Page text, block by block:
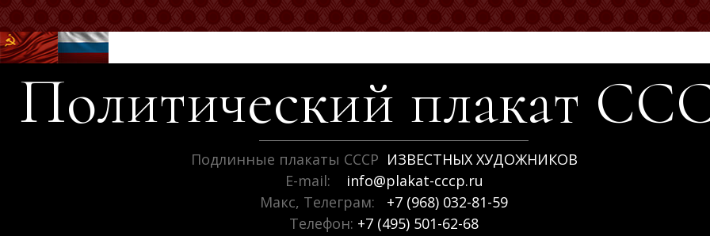
Политический плакат
Подлинные плакаты СССР ИЗВЕСТНЫХ ХУДОЖНИКОВ
E-mail:
info@plakat-cccp.ru
Макс, Телеграм:
+7 (968) 032-81-59
Телефон: +7 (495) 501-62-68